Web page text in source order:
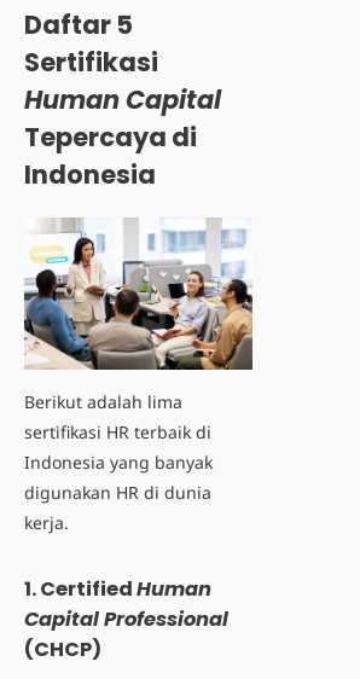
Daftar 5
Sertifikasi
Human Capital
Tepercaya di
Indonesia
Berikut adalah lima
sertifikasi HR terbaik di
Indonesia yang banyak
digunakan HR di dunia
kerja.
1. CertifiedHuman
Capital Professional
(CHCP)